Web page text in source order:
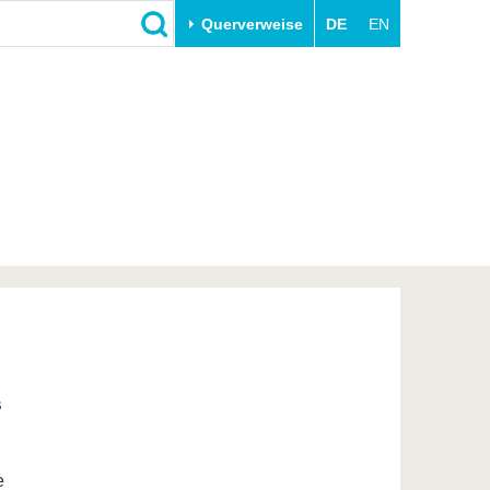
Querverweise DE EN
Innovative Transferprojekte
BTU & Region erleben